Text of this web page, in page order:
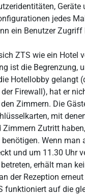
Geräte
jedes
ein Benutzer Zugriff
ZTS wie ein Hotel
ist die Begrenzung,
Hotellobby gelangt
Firewall), hat er
Zimmern. Die
mit
Zimmern Zutritt
Wenn man
und um 11.30 Uhr
erhält man
der Rezeption
funktioniert auf die